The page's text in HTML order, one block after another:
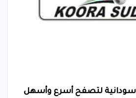
لتصفح أسرع وأسهل